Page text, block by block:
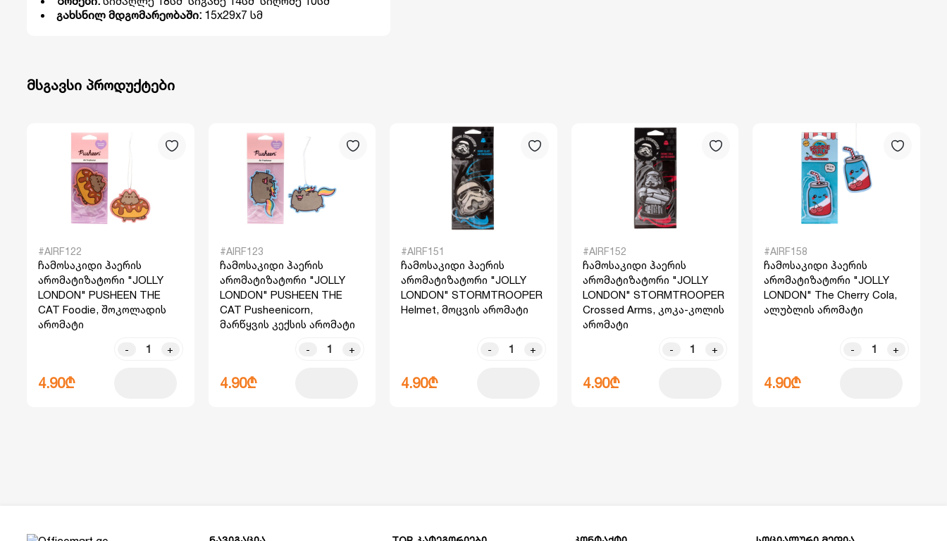
გახსნილ მდგომარეობაში: 15x29x7 სმ
მსგავსი პროდუქტები
#AIRF122
ჩამოსაკიდი ჰაერის
არომატიზატორი "JOLLY
LONDON" PUSHEEN THE
CAT Foodie, შოკოლადის
არომატი
- +
4.90₾
#AIRF123
ჩამოსაკიდი ჰაერის
არომატიზატორი "JOLLY
LONDON" PUSHEEN THE
CAT Pusheenicorn,
მარწყვის კექსის არომატი
- +
4.90₾
#AIRF151
ჩამოსაკიდი ჰაერის
არომატიზატორი "JOLLY
LONDON" STORMTROOPER
Helmet, მოცვის არომატი
- +
4.90₾
#AIRF152
ჩამოსაკიდი ჰაერის
არომატიზატორი "JOLLY
LONDON" STORMTROOPER
Crossed Arms, კოკა-კოლის
არომატი
- +
4.90₾
#AIRF158
ჩამოსაკიდი ჰაერის
არომატიზატორი "JOLLY
LONDON" The Cherry Cola,
ალუბლის არომატი
- +
4.90₾